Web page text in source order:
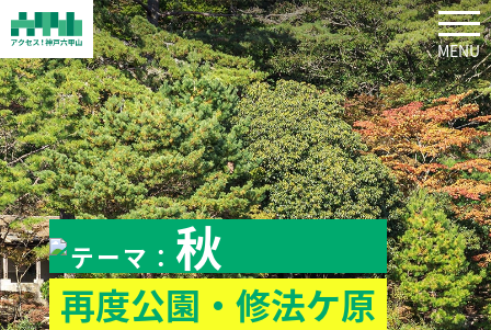
テーマ： 秋
再度公園・修法ケ原